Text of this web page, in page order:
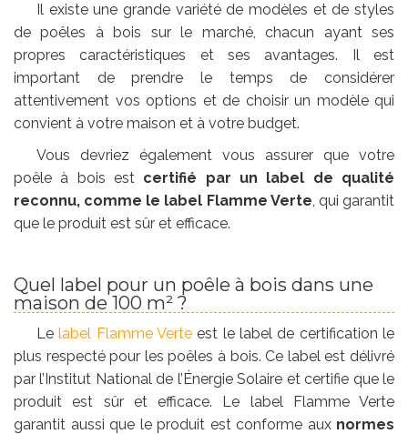
Il existe une grande variété de modèles et de styles
de poêles à bois sur le marché, chacun ayant ses
propres caractéristiques et ses avantages. Il est
important de prendre le temps de considérer
attentivement vos options et de choisir un modèle qui
convient à votre maison et à votre budget.
Vous devriez également vous assurer que votre
poêle à bois est certifié par un label de qualité
reconnu, comme le label Flamme Verte, qui garantit
que le produit est sûr et efficace.
Quel label pour un poêle à bois dans une
maison de 100 m² ?
Lelabel Flamme Verte est le label de certification le
plus respecté pour les poêles à bois. Ce label est délivré
par l’Institut National de l’Énergie Solaire et certifie que le
produit est sûr et efficace. Le label Flamme Verte
garantit aussi que le produit est conforme aux normes